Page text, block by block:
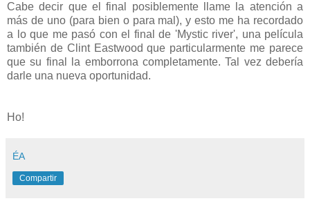
Cabe decir que el final posiblemente llame la atención a
más de uno (para bien o para mal), y esto me ha recordado
a lo que me pasó con el final de 'Mystic river', una película
también de Clint Eastwood que particularmente me parece
que su final la emborrona completamente. Tal vez debería
darle una nueva oportunidad.
Ho!
ÉA
Compartir